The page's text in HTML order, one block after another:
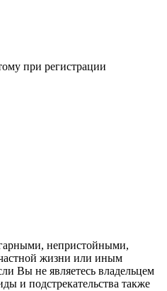
при регистрации
непристойными,
жизни или иным
Вы не являетесь владельцем
и подстрекательства также